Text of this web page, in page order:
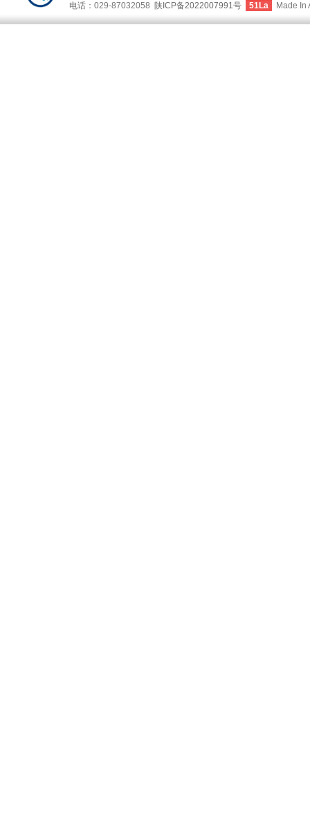
电话：029-87032058 陕ICP备2022007991号 51La Made In